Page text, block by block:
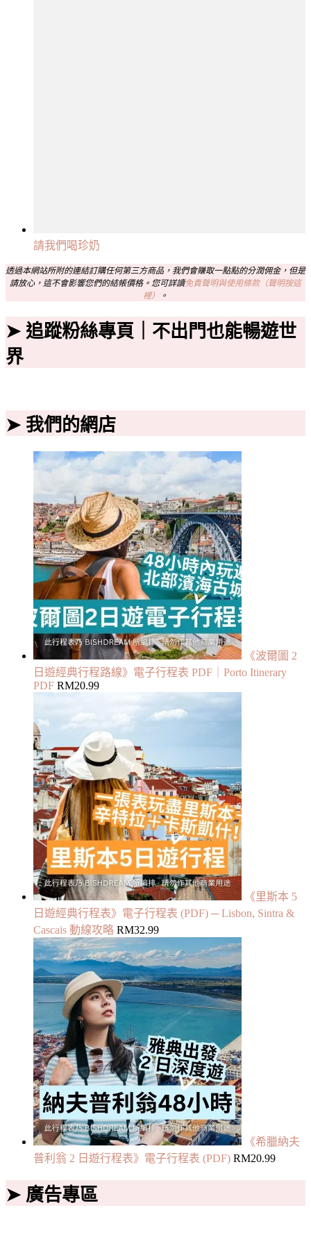
請我們喝珍奶
透過本網站所附的連結訂購任何第三方商品，我們會賺取一點點的分潤佣金，但是
請放心，這不會影響您們的結帳價格。您可詳讀免責聲明與使用條款（聲明按這
裡）
。
➤ 追蹤粉絲專頁｜不出門也能暢遊世
界
➤ 我們的網店
《波爾圖 2
日遊經典行程路線》電子行程表 PDF｜Porto Itinerary
PDF RM20.99
《里斯本 5
日遊經典行程表》電子行程表 (PDF) ─ Lisbon, Sintra &
Cascais 動線攻略 RM32.99
《希臘納夫
普利翁 2 日遊行程表》電子行程表 (PDF) RM20.99
➤ 廣告專區